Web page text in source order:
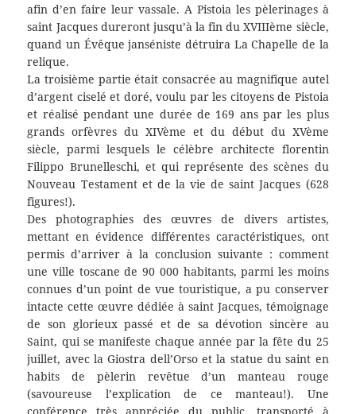
afin d’en faire leur vassale. A Pistoia les pèlerinages à
saint Jacques dureront jusqu’à la fin du XVIIIème siècle,
quand un Évêque janséniste détruira La Chapelle de la
relique.
La troisième partie était consacrée au magnifique autel
d’argent ciselé et doré, voulu par les citoyens de Pistoia
et réalisé pendant une durée de 169 ans par les plus
grands orfèvres du XIVème et du début du XVème
siècle, parmi lesquels le célèbre architecte florentin
Filippo Brunelleschi, et qui représente des scènes du
Nouveau Testament et de la vie de saint Jacques (628
figures!).
Des photographies des œuvres de divers artistes,
mettant en évidence différentes caractéristiques, ont
permis d’arriver à la conclusion suivante : comment
une ville toscane de 90 000 habitants, parmi les moins
connues d’un point de vue touristique, a pu conserver
intacte cette œuvre dédiée à saint Jacques, témoignage
de son glorieux passé et de sa dévotion sincère au
Saint, qui se manifeste chaque année par la fête du 25
juillet, avec la Giostra dell’Orso et la statue du saint en
habits de pèlerin revêtue d’un manteau rouge
(savoureuse l’explication de ce manteau!). Une